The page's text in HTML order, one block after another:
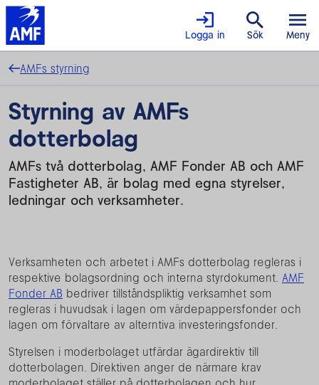
Logga in Sök Meny
AMFs styrning
Styrning av AMFs
dotterbolag
AMFs två dotterbolag, AMF Fonder AB och AMF
Fastigheter AB, är bolag med egna styrelser,
ledningar och verksamheter.
Verksamheten och arbetet i AMFs dotterbolag regleras i
respektive bolagsordning och interna styrdokument. AMF
Fonder AB bedriver tillståndspliktig verksamhet som
regleras i huvudsak i lagen om värdepappersfonder och
lagen om förvaltare av alterntiva investeringsfonder.
Styrelsen i moderbolaget utfärdar ägardirektiv till
dotterbolagen. Direktiven anger de närmare krav